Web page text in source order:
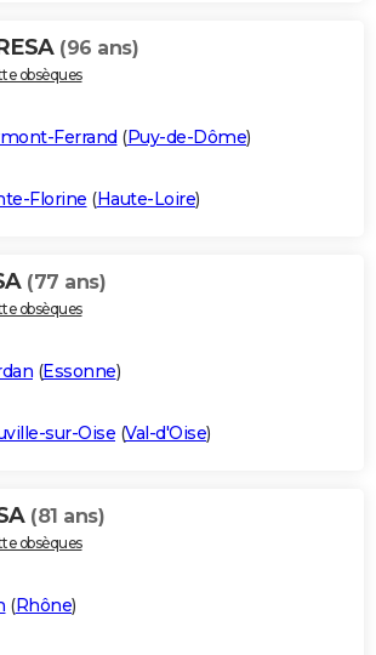
(96 ans)
obsèques
Ferrand (Puy-de-Dôme)
Florine (Haute-Loire)
(77 ans)
obsèques
(Essonne)
sur-Oise (Val-d'Oise)
(81 ans)
obsèques
(Rhône)